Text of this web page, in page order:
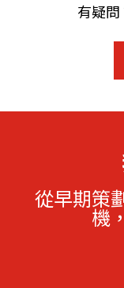
有疑
從早期策
機